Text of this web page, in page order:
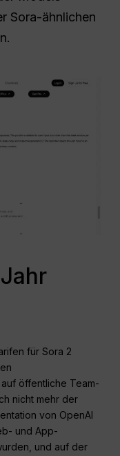
Sora-ähnlichen
für Sora 2
öffentliche Team-
nicht mehr der
von OpenAI
und App-
und auf der